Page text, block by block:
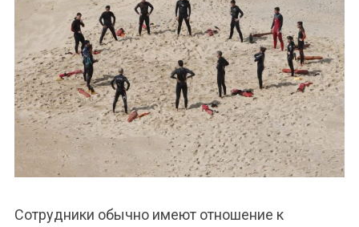
Сотрудники обычно имеют отношение к